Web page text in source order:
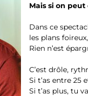
Mais si on
Dans ce
les plans
Rien n’est
C’est drôle,
Si t’as entre 25
Si t’as plus, tu